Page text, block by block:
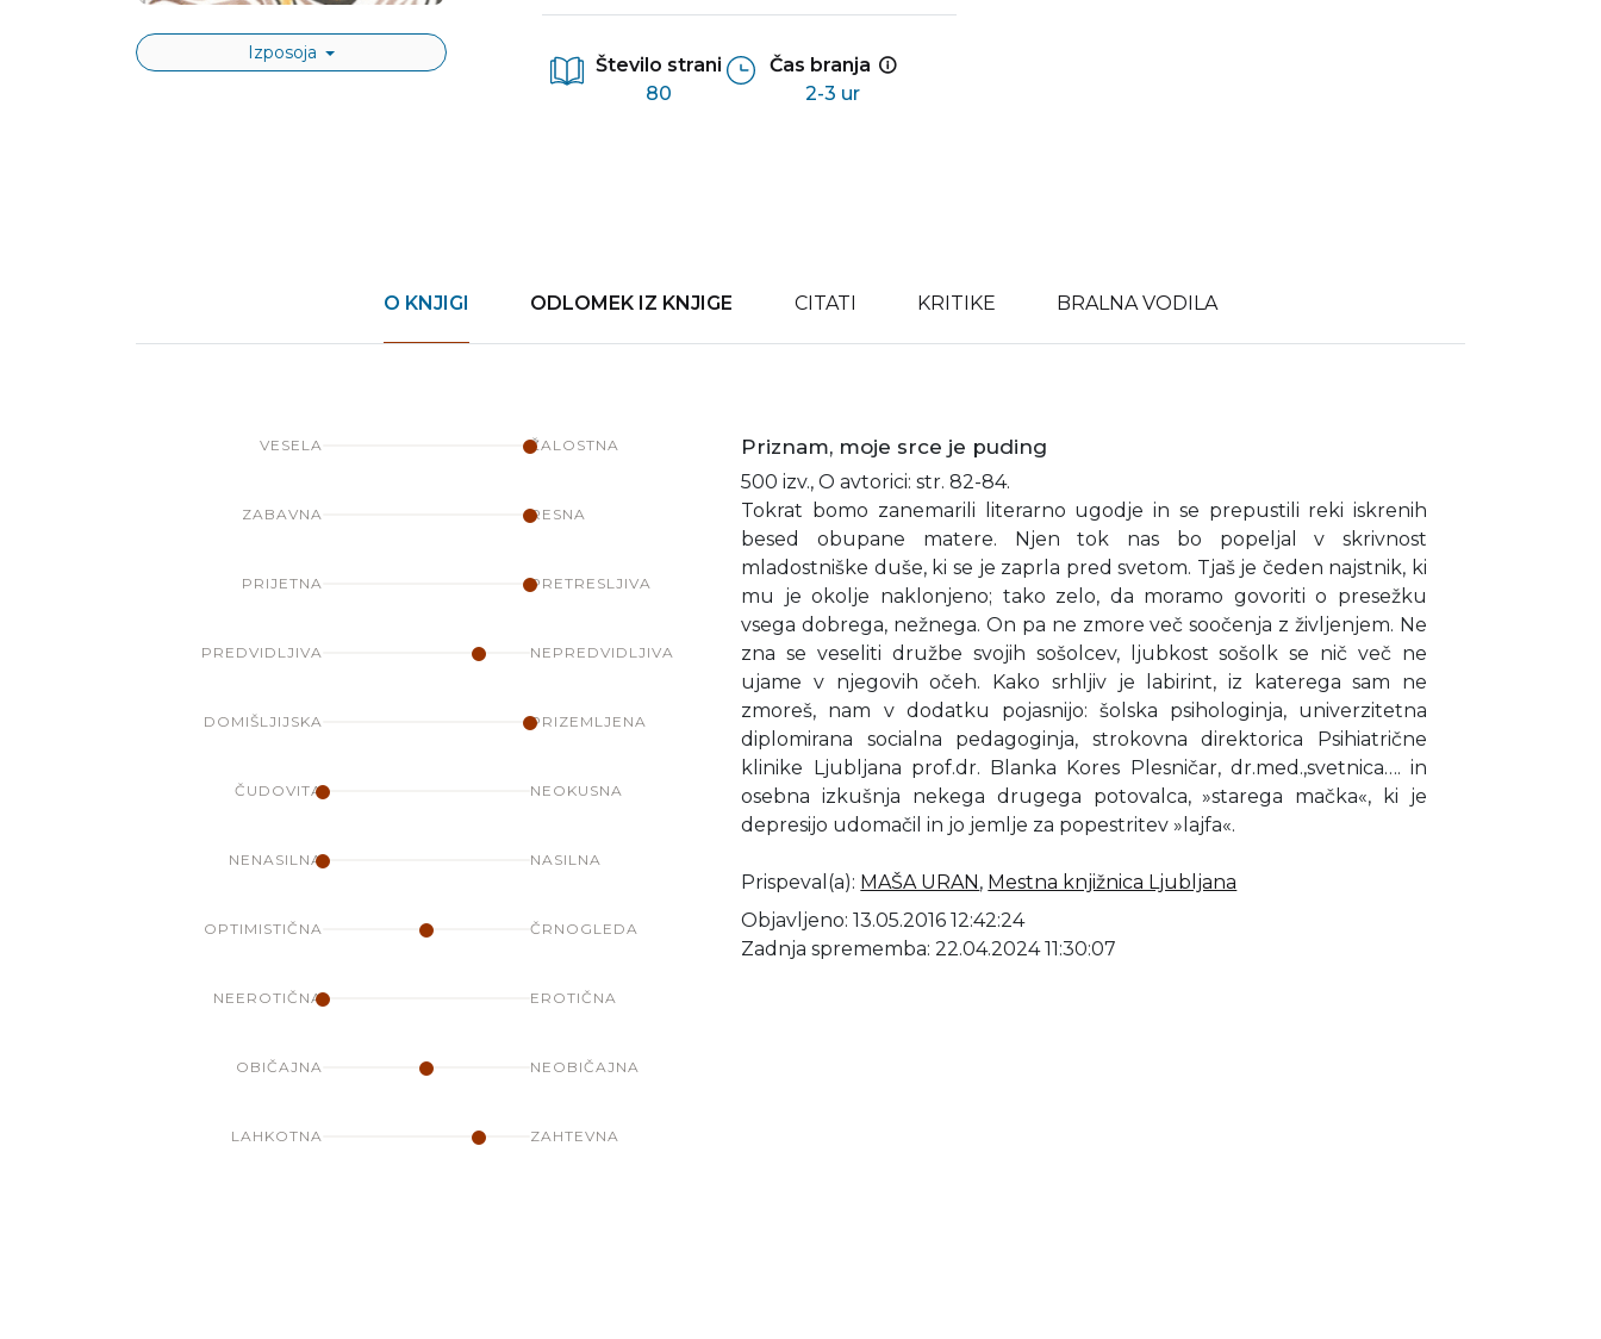
Izposoja
Število strani
80
Čas branja
2-3 ur
O KNJIGI ODLOMEK IZ KNJIGE CITATI KRITIKE BRALNA VODILA
VESELA ŽALOSTNA
ZABAVNA RESNA
PRIJETNA PRETRESLJIVA
PREDVIDLJIVA NEPREDVIDLJIVA
DOMIŠLJIJSKA PRIZEMLJENA
ČUDOVITA NEOKUSNA
NENASILNA NASILNA
OPTIMISTIČNA ČRNOGLEDA
NEEROTIČNA EROTIČNA
OBIČAJNA NEOBIČAJNA
LAHKOTNA ZAHTEVNA
Priznam, moje srce je puding
500 izv., O avtorici: str. 82-84.
Tokrat bomo zanemarili literarno ugodje in se prepustili reki iskrenih
besed obupane matere. Njen tok nas bo popeljal v skrivnost
mladostniške duše, ki se je zaprla pred svetom. Tjaš je čeden najstnik, ki
mu je okolje naklonjeno; tako zelo, da moramo govoriti o presežku
vsega dobrega, nežnega. On pa ne zmore več soočenja z življenjem. Ne
zna se veseliti družbe svojih sošolcev, ljubkost sošolk se nič več ne
ujame v njegovih očeh. Kako srhljiv je labirint, iz katerega sam ne
zmoreš, nam v dodatku pojasnijo: šolska psihologinja, univerzitetna
diplomirana socialna pedagoginja, strokovna direktorica Psihiatrične
klinike Ljubljana prof.dr. Blanka Kores Plesničar, dr.med.,svetnica…. in
osebna izkušnja nekega drugega potovalca, »starega mačka«, ki je
depresijo udomačil in jo jemlje za popestritev »lajfa«.
Prispeval(a): MAŠA URAN, Mestna knjižnica Ljubljana
Objavljeno: 13.05.2016 12:42:24
Zadnja sprememba: 22.04.2024 11:30:07